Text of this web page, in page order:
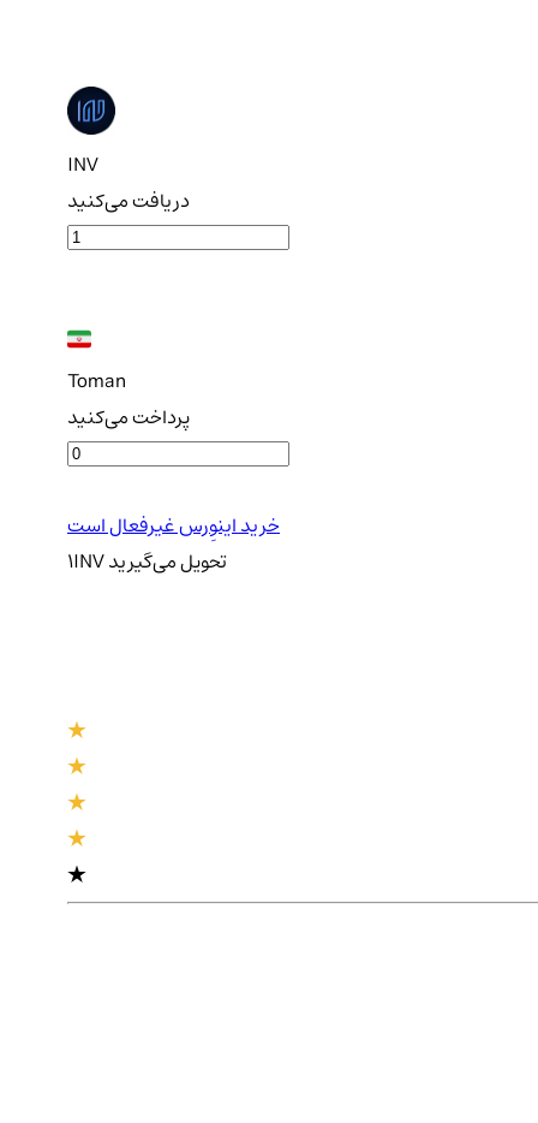
INV
دریافت می‌کنید
Toman
پرداخت می‌کنید
خرید اینوِرس غیرفعال است
1INV تحویلمی‌گیرید